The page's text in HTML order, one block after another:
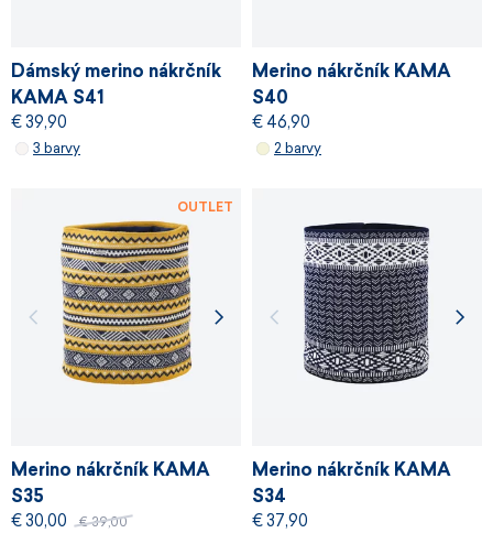
Dámský merino nákrčník
KAMA S41
€ 39,90
3 barvy
Merino nákrčník KAMA
S40
€ 46,90
2 barvy
Merino nákrčník KAMA
S35
€ 30,00 € 39,00
OUTLET
Merino nákrčník KAMA
S34
€ 37,90